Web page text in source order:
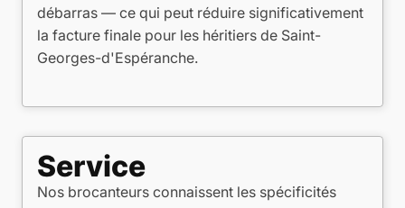
débarras — ce qui peut réduire significativement
la facture finale pour les héritiers de Saint-
Georges-d'Espéranche.
Service
Nos brocanteurs connaissent les spécificités